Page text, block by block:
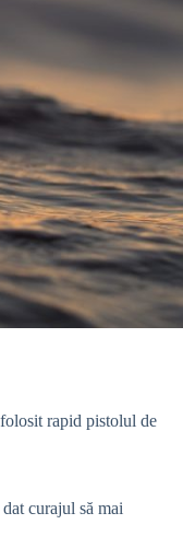
rapid pistolul de
curajul să mai